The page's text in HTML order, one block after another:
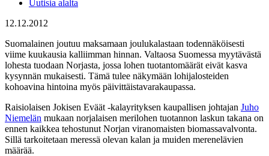
Uutisia alalta
12.12.2012
Suomalainen joutuu maksamaan joulukalastaan todennäköisesti
viime kuukausia kalliimman hinnan. Valtaosa Suomessa myytävästä
lohesta tuodaan Norjasta, jossa lohen tuotantomäärät eivät kasva
kysynnän mukaisesti. Tämä tulee näkymään lohijalosteiden
kohoavina hintoina myös päivittäistavarakaupassa.
Raisiolaisen Jokisen Eväät -kalayrityksen kaupallisen johtajan Juho
Niemelän mukaan norjalaisen merilohen tuotannon laskun takana on
ennen kaikkea tehostunut Norjan viranomaisten biomassavalvonta.
Sillä tarkoitetaan meressä olevan kalan ja muiden merenelävien
määrää.